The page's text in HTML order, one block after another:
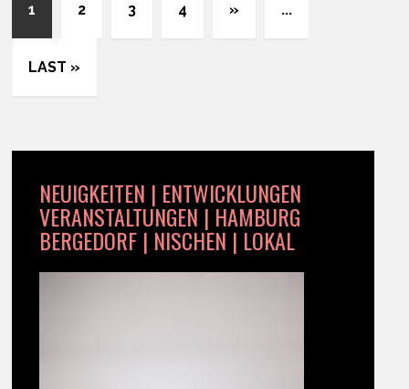
1 2 3 4 » ...
LAST »
NEUIGKEITEN | ENTWICKLUNGEN
VERANSTALTUNGEN | HAMBURG
BERGEDORF | NISCHEN | LOKAL